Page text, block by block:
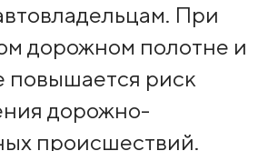
При
дорожном полотне и
повышается риск
дорожно-
происшествий.